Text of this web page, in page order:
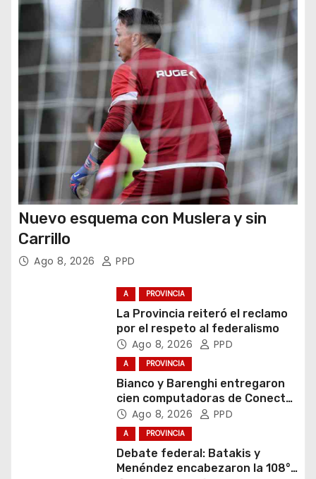
r
a
d
a
s
Nuevo esquema con Muslera y sin
Carrillo
Ago 8, 2026 PPD
A PROVINCIA
La Provincia reiteró el reclamo
por el respeto al federalismo
Ago 8, 2026 PPD
A PROVINCIA
Bianco y Barenghi entregaron
cien computadoras de Conectar
Igualdad Bonaerense
Ago 8, 2026 PPD
A PROVINCIA
Debate federal: Batakis y
Menéndez encabezaron la 108°